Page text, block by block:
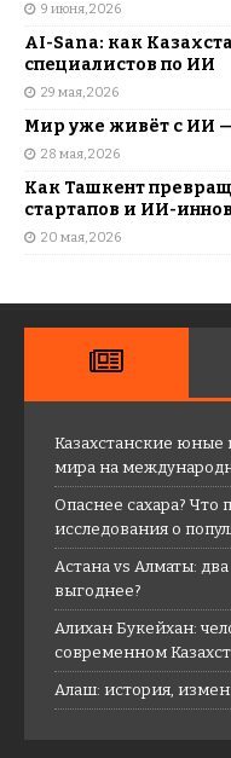
9 июня, 2026
AI-Sana: как
специалистов по ИИ
29 мая, 2026
Мир уже живёт с ИИ
28 мая, 2026
Как Ташкент
стартапов и ИИ-
20 мая, 2026
Казахстанские
мира на
Опаснее сахара? Что
исследования о
Астана vs Алматы:
выгоднее?
Алихан Букейхан:
современном
Алаш: история,